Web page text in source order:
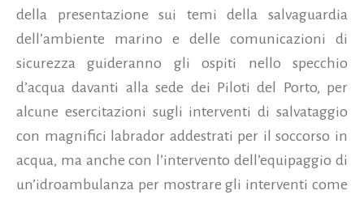
della presentazione sui temi della salvaguardia
dell’ambiente marino e delle comunicazioni di
sicurezza guideranno gli ospiti nello specchio
d’acqua davanti alla sede dei Piloti del Porto, per
alcune esercitazioni sugli interventi di salvataggio
con magnifici labrador addestrati per il soccorso in
acqua, ma anche con l’intervento dell’equipaggio di
un’idroambulanza per mostrare gli interventi come